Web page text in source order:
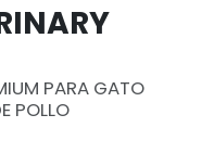
PARA GATO
POLLO